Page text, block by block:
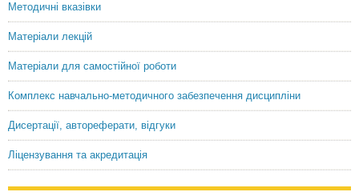
Методичні вказівки
Матеріали лекцій
Матеріали для самостійної роботи
Комплекс навчально-методичного забезпечення дисципліни
Дисертації, автореферати, відгуки
Ліцензування та акредитація